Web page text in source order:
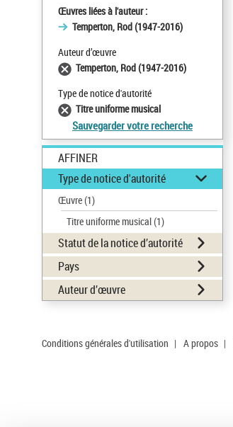
Œuvres liées à l'auteur :
Temperton, Rod (1947-2016)
Auteur d’œuvre
Temperton, Rod (1947-2016)
Type de notice d'autorité
Titre uniforme musical
Sauvegarder votre recherche
AFFINER
Type de notice d'autorité
Œuvre(1)
Titre uniforme musical(1)
Statut de la notice d’autorité
Pays
Auteur d’œuvre
Conditions générales d'utilisation | A propos |